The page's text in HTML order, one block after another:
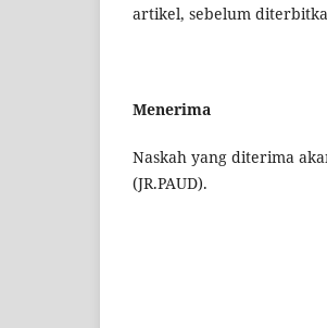
artikel, sebelum
Menerima
Naskah yang diterima
(JR.PAUD).